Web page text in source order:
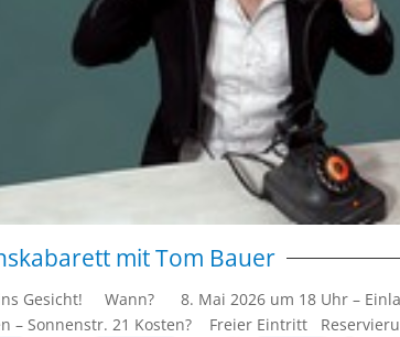
mit Tom Bauer
ins Gesicht! Wann? 8. Mai 2026 um 18 Uhr –
Sonnenstr. 21 Kosten? Freier Eintritt